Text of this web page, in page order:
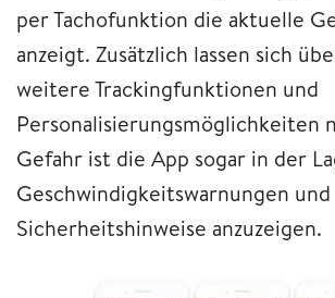
per Tachofunktion die aktuelle
anzeigt. Zusätzlich lassen sich
weitere Trackingfunktionen und
Personalisierungsmöglichkeiten
Gefahr ist die App sogar in der
Geschwindigkeitswarnungen und
Sicherheitshinweise anzuzeigen.